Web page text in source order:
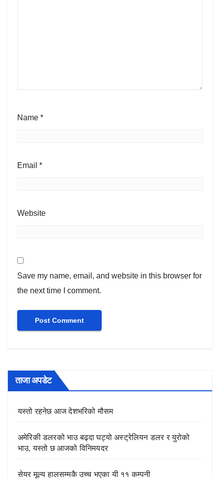
Name *
Email *
Website
Save my name, email, and website in this browser for
the next time I comment.
ताजा अपडेट
यस्तो रहनेछ आज देशभरिको मौसम
अमेरिकी डलरको भाउ बढ्दा घट्यो अस्ट्रेलियन डलर र युरोको
भाउ, यस्तो छ आजको विनिमयदर
सेयर मूल्य हालसम्मकै उच्च भएका यी ११ कम्पनी